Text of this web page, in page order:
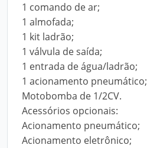
1 comando de ar;
1 almofada;
1 kit ladrão;
1 válvula de saída;
1 entrada de água/ladrão;
1 acionamento pneumático;
Motobomba de 1/2CV.
Acessórios opcionais:
Acionamento pneumático;
Acionamento eletrônico;